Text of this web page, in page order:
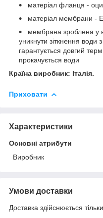
матеріал фланця -
матеріал мембрани -
мембрана зроблена у
уникнути зіткнення
гарантується довгий
прокачується води
Країна виробник: Італія.
Приховати
Характеристики
Основні атрибути
Виробник
Умови доставки
Доставка здійснюється